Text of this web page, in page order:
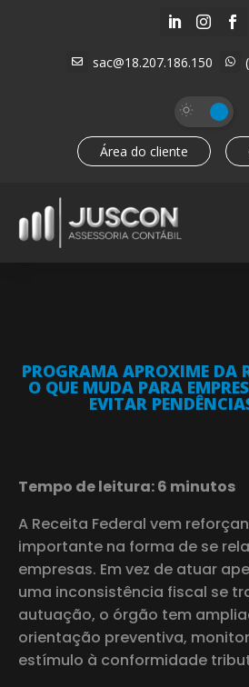
  
 sac@18.207.186.150 
Área do cliente
PROGRAMA APROXIME DA
O QUE MUDA PARA
EVITAR
Tempo de leitura: 6 minutos
A Receita Federal vem
importante na forma de se
empresas. Em vez de atuar
uma inconsistência fiscal se
autuação, o órgão tem
orientação preventiva,
estímulo à conformidade